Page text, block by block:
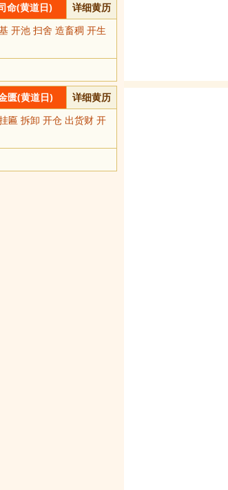
命(黄道日) 详细黄历
开池 扫舍 造畜稠 开生
匮(黄道日) 详细黄历
匾 拆卸 开仓 出货财 开